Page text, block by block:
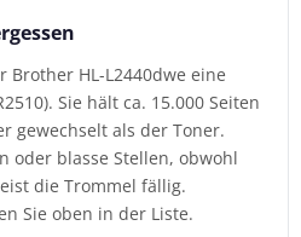
Brother HL-L2440dwe eine
Sie hält ca. 15.000 Seiten
gewechselt als der Toner.
oder blasse Stellen, obwohl
die Trommel fällig.
Sie oben in der Liste.